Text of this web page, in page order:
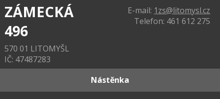
ZÁMECKÁ
496
570 01 LITOMYŠL
IČ: 47487283
E-mail: 1zs@litomysl.cz
Telefon: 461 612 275
Nástěnka